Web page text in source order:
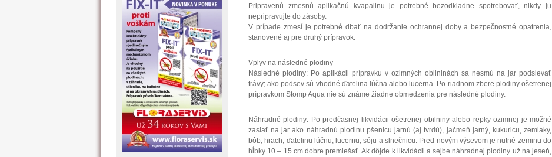
Pripravenú zmesnú aplikačnú kvapalinu je potrebné bezodkladne spotrebovať, nikdy ju
nepripravujte do zásoby.
V prípade zmesí je potrebné dbať na dodržanie ochrannej doby a bezpečnostné opatrenia,
stanovené aj pre druhý prípravok.
Vplyv na následné plodiny
Následné plodiny: Po aplikácii prípravku v ozimných obilninách sa nesmú na jar podsievať
trávy; ako podsev sú vhodné ďatelina lúčna alebo lucerna. Po riadnom zbere plodiny ošetrenej
prípravkom Stomp Aqua nie sú známe žiadne obmedzenia pre následné plodiny.
Náhradné plodiny: Po predčasnej likvidácii ošetrenej obilniny alebo repky ozimnej je možné
zasiať na jar ako náhradnú plodinu pšenicu jarnú (aj tvrdú), jačmeň jarný, kukuricu, zemiaky,
bôb, hrach, ďatelinu lúčnu, lucernu, sóju a slnečnicu. Pred novým výsevom je nutné zeminu do
hĺbky 10 – 15 cm dobre premiešať. Ak dôjde k likvidácii a sejbe náhradnej plodiny už na jeseň,